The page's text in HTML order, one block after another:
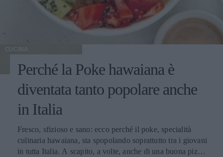
CUCINA
Perché la Poke hawaiana è
diventata tanto popolare anche
in Italia
Fresco, sfizioso e sano: ecco perché il poke, specialità
culinaria hawaiana, sta spopolando soprattutto tra i giovani
in tutta Italia. A scapito, a volte, anche di una buona pizza.